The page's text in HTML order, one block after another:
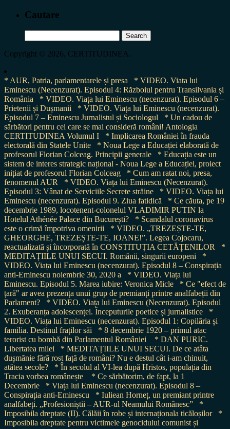
Cautare
for:
Copyright © 2026, CERTITUDINEA.
* AUR, Patria, parlamentarele și presa
* VIDEO. Viata lui
Eminescu (Necenzurat). Episodul 4: Războiul pentru Transilvania și
România
* VIDEO. Viața lui Eminescu (necenzurat). Episodul 6 –
Prietenii și Dușmanii
* VIDEO. Viața lui Eminescu (necenzurat).
Episodul 7 – Eminescu Jurnalistul și Sociologul
* Un cadou de
sărbători pentru cei care se mai consideră români! Antologia
CERTITUDINEA Volumul I
* Implicarea României în frauda
electorală din Statele Unite
* Noua Lege a Educației elaborată de
profesorul Florian Colceag. Principii generale
* Educația este un
sistem de interes strategic național - Noua Lege a Educației, proiect
inițiat de profesorul Florian Colceag
* Cum am ratat noi, presa,
fenomenul AUR
* VIDEO. Viața lui Eminescu (Necenzurat).
Episodul 3: Vânat de Serviciile Secrete străine
* VIDEO. Viața lui
Eminescu (necenzurat). Episodul 9. Ziua fatidică
* Ce căuta, pe 19
decembrie 1989, locotenent-colonelul VLADIMIR PUTIN la
Hotelul Athénée Palace din București?
* Scandalul coronavirus
este o crimă împotriva omenirii
* VIDEO. „TREZEȘTE-TE,
GHEORGHE, TREZEȘTE-TE, IOANE!”. Legea Cojocaru,
reactualizată și încorporată în CONSTITUȚIA CETĂȚENILOR
*
MEDITAȚIILE UNUI SECUI. Românii, singurii europeni
*
VIDEO. Viața lui Eminescu (necenzurat). Episodul 8 – Conspirația
anti-Eminescu noiembrie 30, 2020 a
* VIDEO. Viața lui
Eminescu. Episodul 5. Marea iubire: Veronica Micle
* Ce "efect de
țară" ar avea prezența unui grup de premianți printre analfabeții din
Parlament?
* VIDEO. Viața lui Eminescu (Necenzurat). Episodul
2. Exuberanța adolescenței. Începuturile poetice și jurnalistice
*
VIDEO. Viața lui Eminescu (necenzurat). Episodul 1: Copilăria și
familia. Destinul fraților săi
* 8 decembrie 1920 – primul atac
terorist cu bombă din Parlamentul României
* DAN PURIC.
Libertatea milei
* MEDITAȚIILE UNUI SECUI. De ce atâta
dușmănie fără rost față de români? Nu e destul cât i-am chinuit,
atâtea secole?
* În secolul al VI-lea după Hristos, populația din
Tracia vorbea românește
* Ce sărbătorim, de fapt, la 1
Decembrie
* Viața lui Eminescu (necenzurat). Episodul 8 –
Conspirația anti-Eminescu
* Iuliean Horneț, un premiant printre
analfabeți. „Profesioniștii – AUR-ul Neamului Românesc”
*
Imposibila dreptate (II). Călăii în robe și internaționala ticăloșilor
*
Imposibila dreptate pentru victimele genocidului comunist și